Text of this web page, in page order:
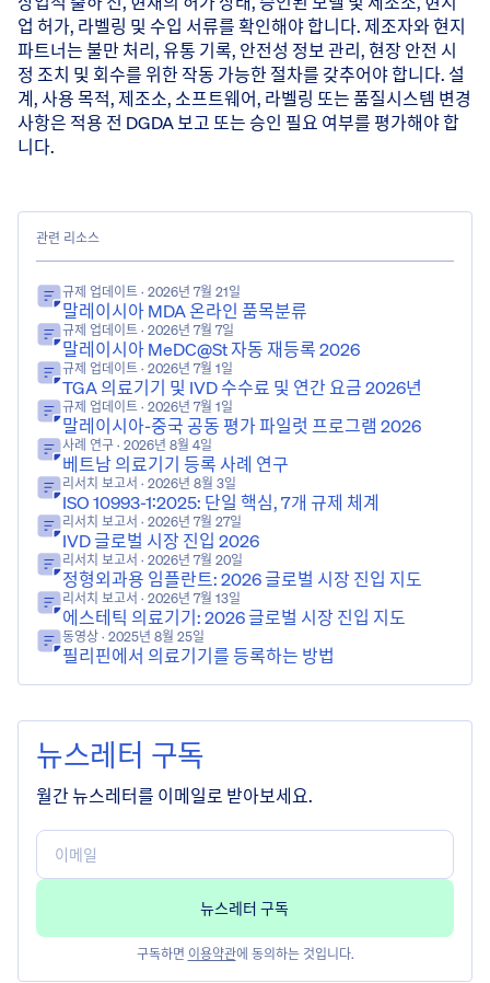
업 허가, 라벨링 및 수입 서류를 확인해야 합니다. 제조자와 현지
파트너는 불만 처리, 유통 기록, 안전성 정보 관리, 현장 안전 시
정 조치 및 회수를 위한 작동 가능한 절차를 갖추어야 합니다. 설
계, 사용 목적, 제조소, 소프트웨어, 라벨링 또는 품질시스템 변경
사항은 적용 전 DGDA 보고 또는 승인 필요 여부를 평가해야 합
니다.
관련 리소스
규제 업데이트 · 2026년 7월 21일
말레이시아 MDA 온라인 품목분류
규제 업데이트 · 2026년 7월 7일
말레이시아 MeDC@St 자동 재등록 2026
규제 업데이트 · 2026년 7월 1일
TGA 의료기기 및 IVD 수수료 및 연간 요금 2026년
규제 업데이트 · 2026년 7월 1일
말레이시아-중국 공동 평가 파일럿 프로그램 2026
사례 연구 · 2026년 8월 4일
베트남 의료기기 등록 사례 연구
리서치 보고서 · 2026년 8월 3일
ISO 10993-1:2025: 단일 핵심, 7개 규제 체계
리서치 보고서 · 2026년 7월 27일
IVD 글로벌 시장 진입 2026
리서치 보고서 · 2026년 7월 20일
정형외과용 임플란트: 2026 글로벌 시장 진입 지도
리서치 보고서 · 2026년 7월 13일
에스테틱 의료기기: 2026 글로벌 시장 진입 지도
동영상 · 2025년 8월 25일
필리핀에서 의료기기를 등록하는 방법
뉴스레터 구독
월간 뉴스레터를 이메일로 받아보세요.
구독하면 이용약관에 동의하는 것입니다.